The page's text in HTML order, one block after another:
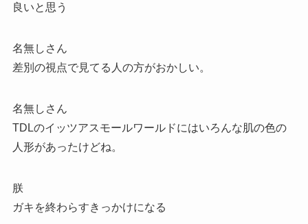
良いと思う
名無しさん
差別の視点で見てる人の方がおかしい。
名無しさん
TDLのイッツアスモールワールドにはいろんな肌の色の
人形があったけどね。
朕
ガキを終わらすきっかけになる